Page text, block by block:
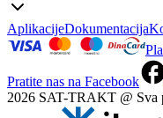
AplikacijeDokumentacija
Pratite nas na Facebook
2026 SAT-TRAKT @ Sva